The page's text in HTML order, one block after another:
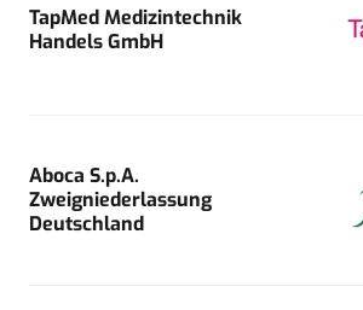
TapMed Medizintechnik
Handels GmbH
Aboca S.p.A.
Zweigniederlassung
Deutschland